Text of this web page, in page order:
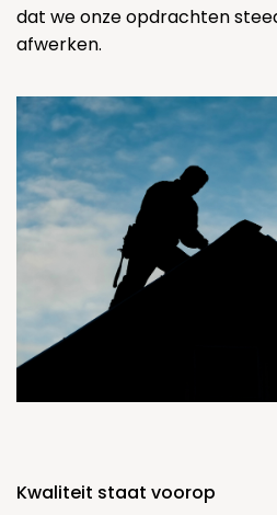
dat we onze opdrachten
afwerken.
Kwaliteit staat voorop